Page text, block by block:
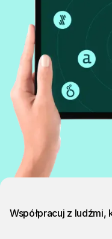
Współpracuj z